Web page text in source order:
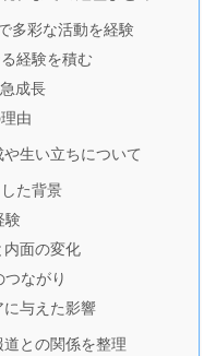
多彩な活動を経験
経験を積む
成長
由
生い立ちについて
た背景
験
内面の変化
ながり
与えた影響
との関係を整理